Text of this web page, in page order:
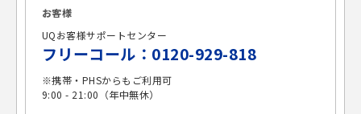
お客様
UQお客様サポートセンター
フリーコール：0120-929-818
※携帯・PHSからもご利用可
9:00 - 21:00（年中無休）